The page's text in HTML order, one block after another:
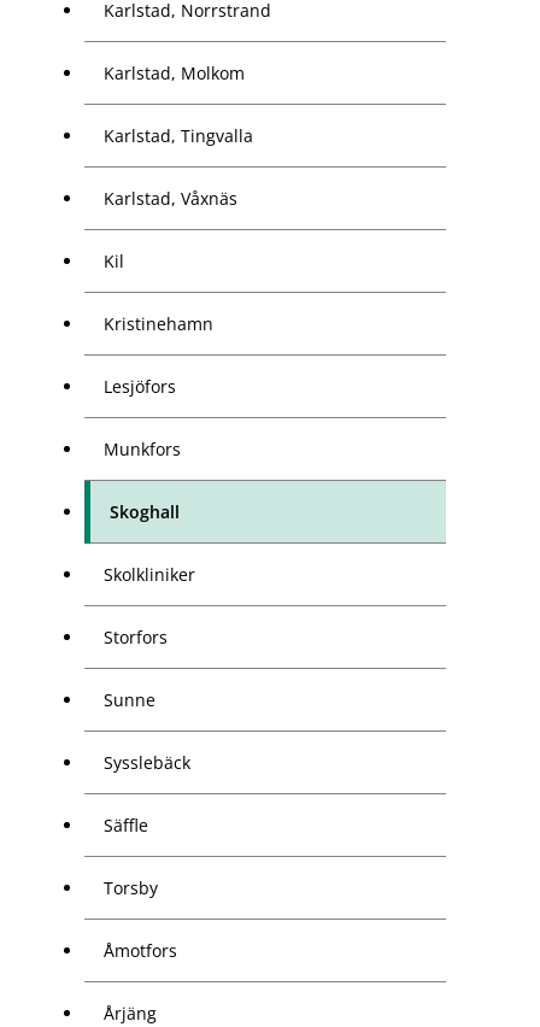
Karlstad, Norrstrand
Karlstad, Molkom
Karlstad, Tingvalla
Karlstad, Våxnäs
Kil
Kristinehamn
Lesjöfors
Munkfors
Skoghall
Skolkliniker
Storfors
Sunne
Sysslebäck
Säffle
Torsby
Åmotfors
Årjäng